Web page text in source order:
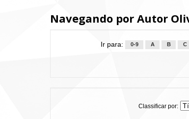
Navegando por Autor
Ir para: 0-9 A B C
Classificar por: